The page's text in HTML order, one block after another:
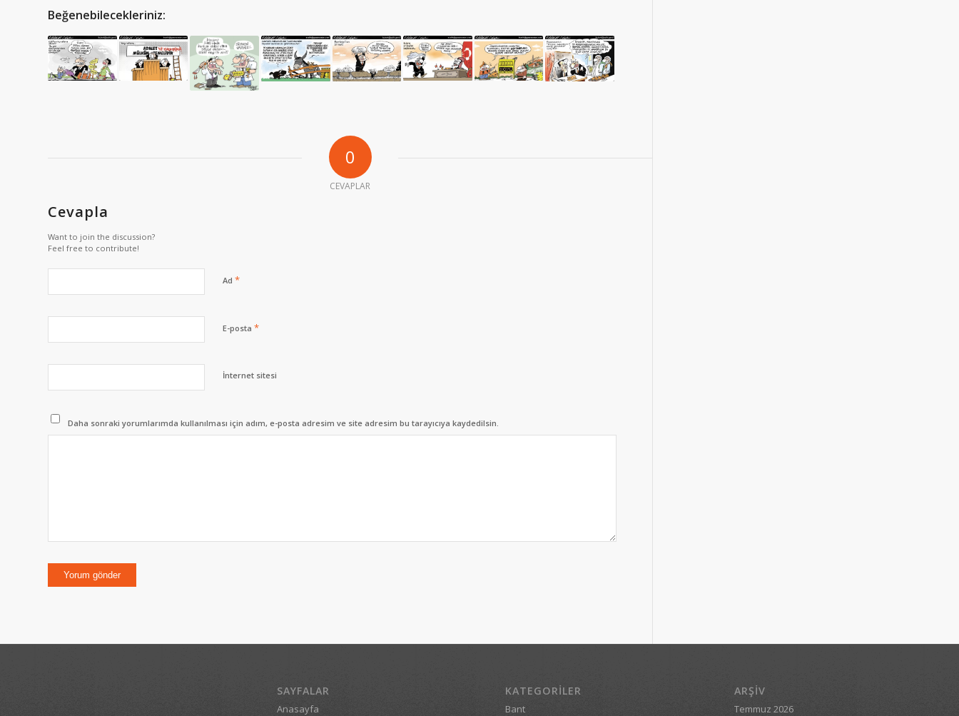
Beğenebilecekleriniz:
0
CEVAPLAR
Cevapla
Want to join the discussion?
Feel free to contribute!
Ad *
E-posta *
İnternet sitesi
Daha sonraki yorumlarımda kullanılması için adım, e-posta adresim ve site adresim bu tarayıcıya kaydedilsin.
SAYFALAR
Anasayfa
KATEGORILER
Bant
ARŞIV
Temmuz 2026